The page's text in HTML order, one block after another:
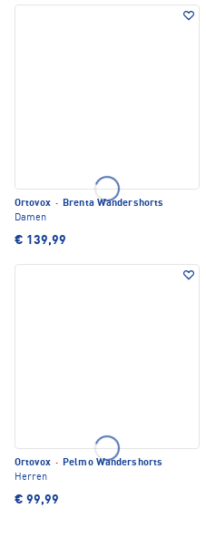
Ortovox · Brenta Wandershorts
Damen
€ 139,99
Ortovox · Pelmo Wandershorts
Herren
€ 99,99